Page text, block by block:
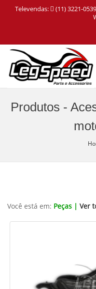
Televendas: (11) 3221-
Produtos -
Você está em: Peças | Ver